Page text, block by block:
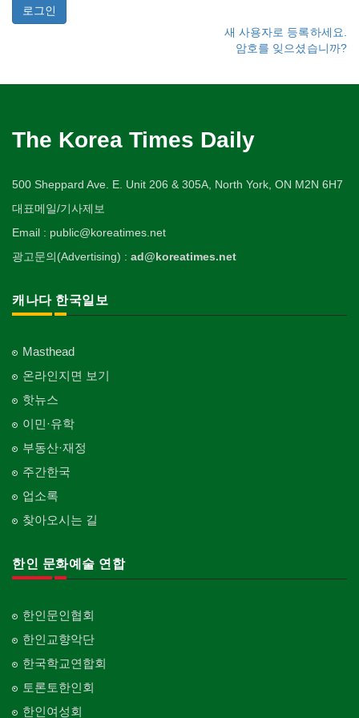
새 사용자로 등록하세요.
암호를 잊으셨습니까?
The Korea Times Daily
500 Sheppard Ave. E. Unit 206 & 305A, North York, ON M2N 6H7
대표메일/기사제보
Email : public@koreatimes.net
광고문의(Advertising) : ad@koreatimes.net
캐나다 한국일보
Masthead
온라인지면 보기
핫뉴스
이민·유학
부동산·재정
주간한국
업소록
찾아오시는 길
한인 문화예술 연합
한인문인협회
한인교향악단
한국학교연합회
토론토한인회
한인여성회